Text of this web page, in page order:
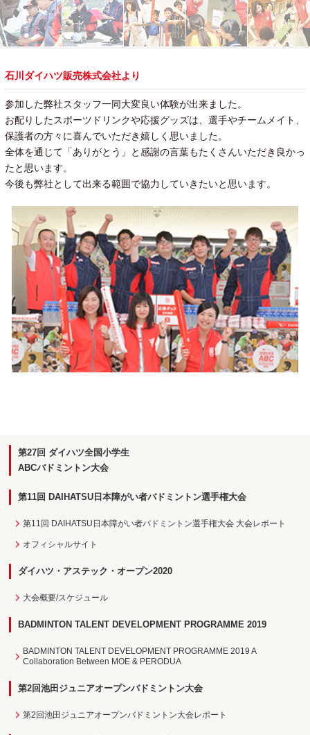
石川ダイハツ販売株式会社より
参加した弊社スタッフ一同大変良い体験が出来ました。
お配りしたスポーツドリンクや応援グッズは、選手やチームメイト、
保護者の方々に喜んでいただき嬉しく思いました。
全体を通じて「ありがとう」と感謝の言葉もたくさんいただき良かっ
たと思います。
今後も弊社として出来る範囲で協力していきたいと思います。
第27回 ダイハツ全国小学生
ABCバドミントン大会
第11回 DAIHATSU日本障がい者バドミントン選手権大会
第11回 DAIHATSU日本障がい者バドミントン選手権大会 大会レポート
オフィシャルサイト
ダイハツ・アステック・オープン2020
大会概要/スケジュール
BADMINTON TALENT DEVELOPMENT PROGRAMME 2019
BADMINTON TALENT DEVELOPMENT PROGRAMME 2019 A
Collaboration Between MOE & PERODUA
第2回池田ジュニアオープンバドミントン大会
第2回池田ジュニアオープンバドミントン大会レポート